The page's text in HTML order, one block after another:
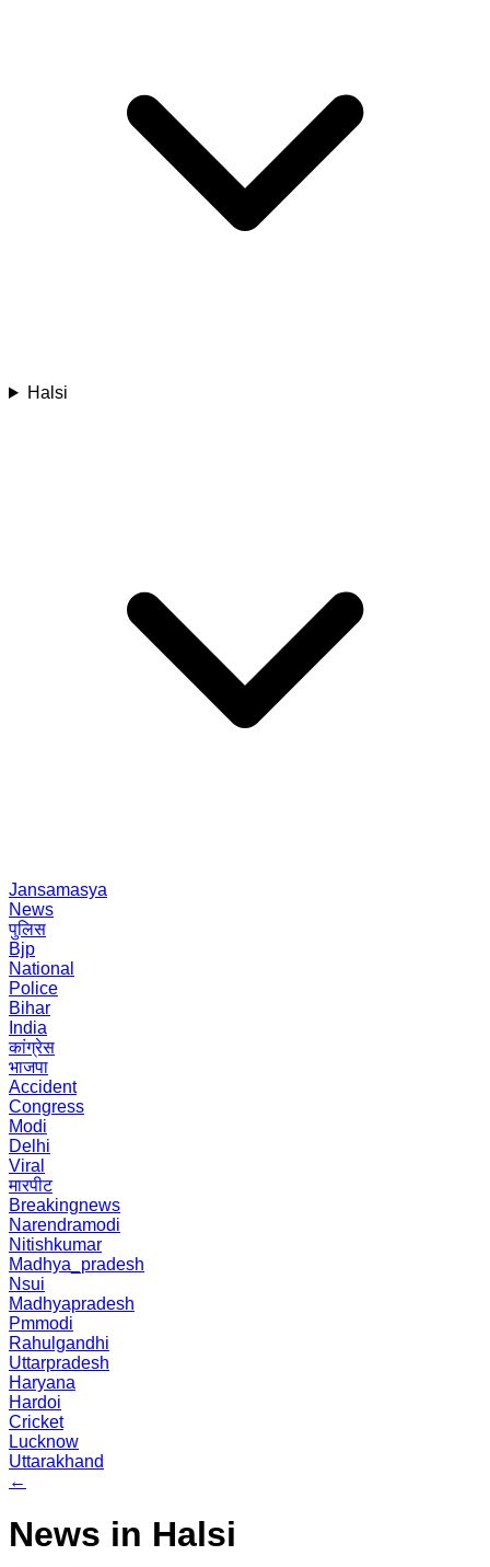
Halsi
Jansamasya
News
पुलिस
Bjp
National
Police
Bihar
India
कांग्रेस
भाजपा
Accident
Congress
Modi
Delhi
Viral
मारपीट
Breakingnews
Narendramodi
Nitishkumar
Madhya_pradesh
Nsui
Madhyapradesh
Pmmodi
Rahulgandhi
Uttarpradesh
Haryana
Hardoi
Cricket
Lucknow
Uttarakhand
←
News in Halsi